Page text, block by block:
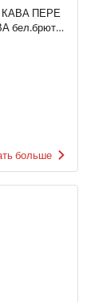
КАВА ПЕРЕ
бел.брют
больше